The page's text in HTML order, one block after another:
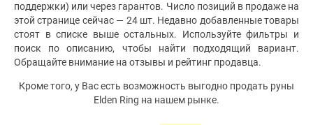
поддержки) или через гарантов. Число позиций в продаже на
этой странице сейчас — 24 шт. Недавно добавленные товары
стоят в списке выше остальных. Используйте фильтры и
поиск по описанию, чтобы найти подходящий вариант.
Обращайте внимание на отзывы и рейтинг продавца.
Кроме того, у Вас есть возможность выгодно продать руны
Elden Ring на нашем рынке.